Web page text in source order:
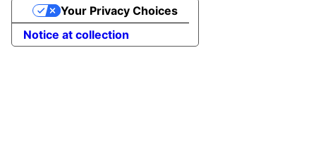
Notice at collection
Your Privacy Choices